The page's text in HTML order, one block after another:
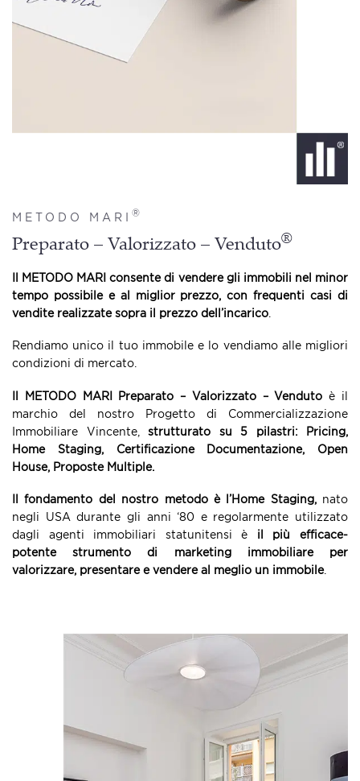
METODO MARI ®
Preparato – Valorizzato – Venduto®
Il METODO MARI consente di vendere gli immobili nel minor
tempo possibile e al miglior prezzo, con frequenti casi di
vendite realizzate sopra il prezzo dell’incarico
Rendiamo unico il tuo immobile e lo vendiamo alle migliori
condizioni di mercato.
Il METODO MARI Preparato – Valorizzato – Vendutoè il
marchio del nostro Progetto di Commercializzazione
Immobiliare Vincente, strutturato su 5 pilastri: Pricing,
Home Staging, Certificazione Documentazione, Open
House, Proposte Multiple.
Il fondamento del nostro metodo è l’Home Staging, nato
negli USA durante gli anni ‘80 e regolarmente utilizzato
dagli agenti immobiliari statunitensi è il più efficace-
potente strumento di marketing immobiliare per
valorizzare, presentare e vendere al meglio un immobile.